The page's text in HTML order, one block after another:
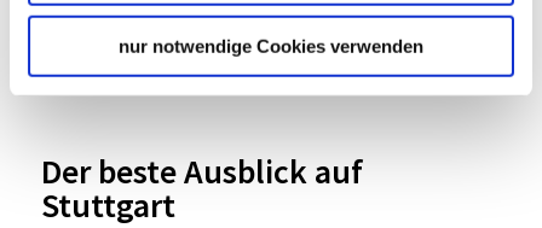
nur notwendige Cookies verwenden
Der beste Ausblick auf
Stuttgart